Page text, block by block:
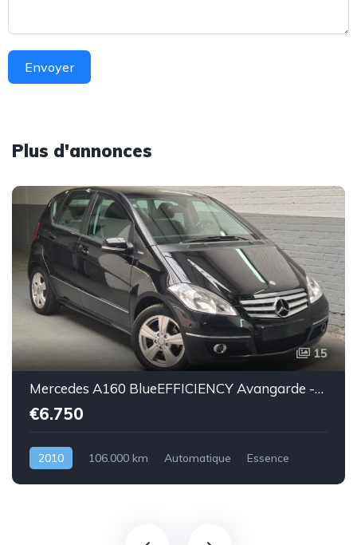
Envoyer
Plus d'annonces
15
Mercedes A160 BlueEFFICIENCY Avangarde -essence euro 5-2010-106.000km-Top état -Garantie
€6.750
2010 106.000 km Automatique Essence